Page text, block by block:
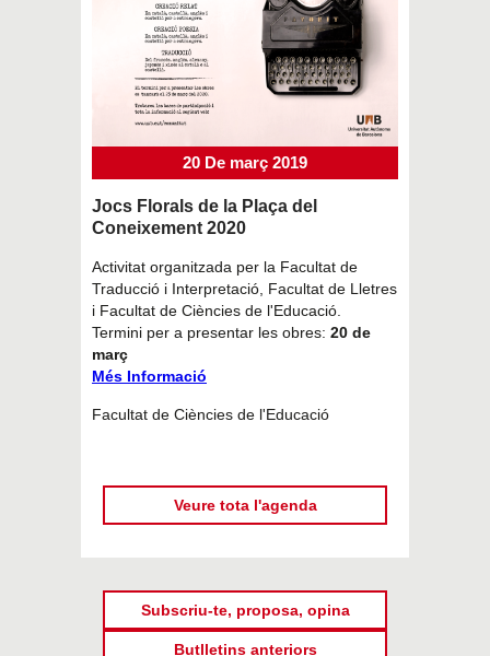
20 De març 2019
Jocs Florals de la Plaça del
Coneixement 2020
Activitat organitzada per la Facultat de
Traducció i Interpretació, Facultat de Lletres
i Facultat de Ciències de l'Educació.
Termini per a presentar les obres: 20 de
març
Més Informació
Facultat de Ciències de l'Educació
Veure tota l'agenda
Subscriu-te, proposa, opina
Butlletins anteriors